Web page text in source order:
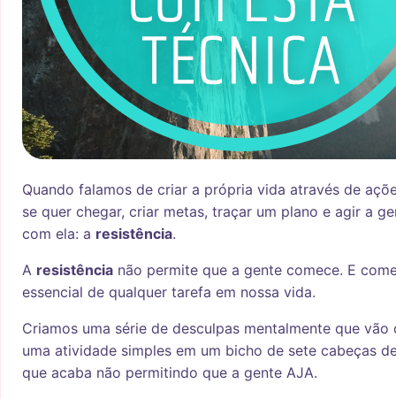
Quando falamos de criar a própria vida através de
se quer chegar, criar metas, traçar um plano e agir a
com ela: a resistência.
A resistência não permite que a gente comece. E
essencial de qualquer tarefa em nossa vida.
Criamos uma série de desculpas mentalmente que
uma atividade simples em um bicho de sete cabeças
que acaba não permitindo que a gente AJA.